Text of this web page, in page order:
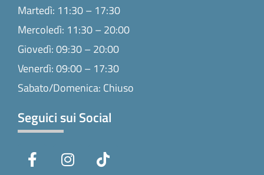
Martedì: 11:30 – 17:30
Mercoledì: 11:30 – 20:00
Giovedì: 09:30 – 20:00
Venerdì: 09:00 – 17:30
Sabato/Domenica: Chiuso
Seguici sui Social
a
n
i